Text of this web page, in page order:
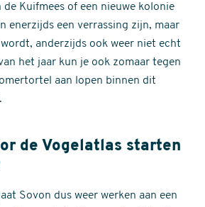
de Kuifmees of een nieuwe kolonie
enerzijds een verrassing zijn, maar
anderzijds ook weer niet echt
het jaar kun je ook zomaar tegen
aan lopen binnen dit
de Vogelatlas starten
Sovon dus weer werken aan een